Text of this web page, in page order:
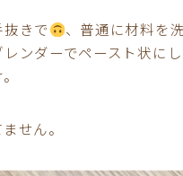
きで
、普通に材料を
ンダーでペースト状に
せん。